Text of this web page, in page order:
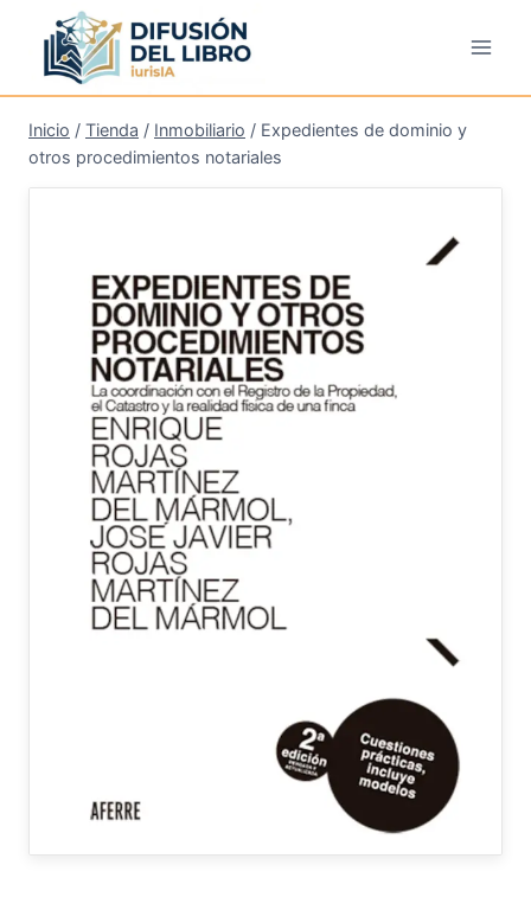
contenido
Inicio / Tienda / Inmobiliario / Expedientes de dominio y
otros procedimientos notariales